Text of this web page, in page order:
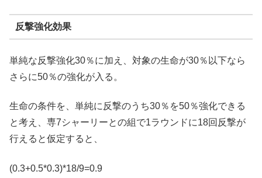
反撃強化効果
単純な反撃強化30％に加え、対象の生命が30％以下なら
さらに50％の強化が入る。
生命の条件を、単純に反撃のうち30％を50％強化できる
と考え、専7シャーリーとの組で1ラウンドに18回反撃が
行えると仮定すると、
(0.3+0.5*0.3)*18/9=0.9